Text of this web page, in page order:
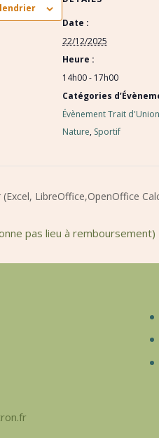
Date :
22/12/2025
Heure :
14h00 - 17h00
Catégories
Évènement Trait d'Union
Nature, Sportif
LibreOffice,OpenOffice
pas lieu à remboursement)